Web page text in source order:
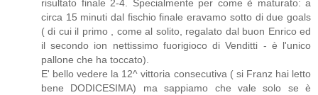
risultato finale 2-4. Specialmente per come è maturato: a
circa 15 minuti dal fischio finale eravamo sotto di due goals
( di cui il primo , come al solito, regalato dal buon Enrico ed
il secondo ion nettissimo fuorigioco di Venditti - è l'unico
pallone che ha toccato).
E' bello vedere la 12^ vittoria consecutiva ( si Franz hai letto
bene DODICESIMA) ma sappiamo che vale solo se è